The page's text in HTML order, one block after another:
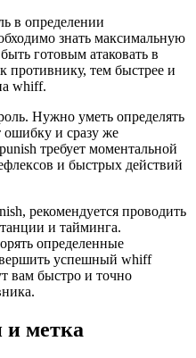
в определении
знать максимальную
готовым атаковать в
тем быстрее и
whiff.
Нужно уметь определять
ошибку и сразу же
требует моментальной
и быстрых действий
рекомендуется проводить
и тайминга.
определенные
успешный whiff
вам быстро и точно
и метка